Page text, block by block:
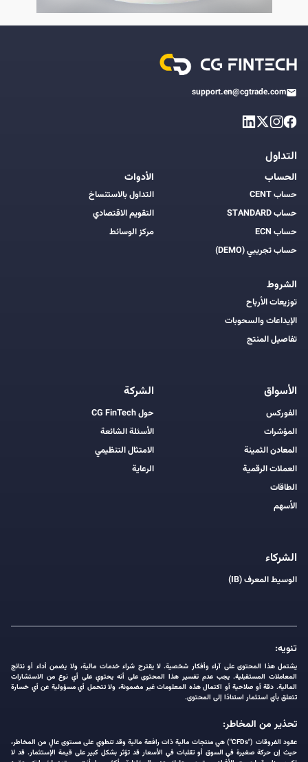
support.en@cgtrade.com
التداول
الحساب
حساب CENT
حساب STANDARD
حساب ECN
حساب تجريبي (DEMO)
الشروط
توزيعات الأرباح
الإيداعات والسحوبات
تفاصيل المنتج
الأدوات
التداول بالاستنساخ
التقويم الاقتصادي
مركز الوسائط
الأسواق
الفوركس
المؤشرات
المعادن الثمينة
العملات الرقمية
الطاقات
الأسهم
الشركة
حول CG FinTech
الأسئلة الشائعة
الامتثال التنظيمي
الرعاية
الشركاء
الوسيط المعرف (IB)
تنويه:
يشتمل هذا المحتوى على آراء وأفكار شخصية. لا يقترح شراء خدمات مالية، ولا يضمن أداء أو نتائج
المعاملات المستقبلية. يجب عدم تفسير هذا المحتوى على أنه يحتوي على أي نوع من الاستشارات
المالية. دقة أو صلاحية أو اكتمال هذه المعلومات غير مضمونة، ولا تتحمل أي مسؤولية عن أي خسارة
تتعلق بأي استثمار استنادًا إلى المحتوى.
تحذير من المخاطر:
عقود الفروقات ("CFDs") هي منتجات مالية ذات رافعة مالية وقد تنطوي على مستوى عالٍ من المخاطر،
حيث إن حركة صغيرة في السوق أو تقلبات في الأسعار قد تؤثر بشكل كبير على قيمة الإستثمار. قد لا